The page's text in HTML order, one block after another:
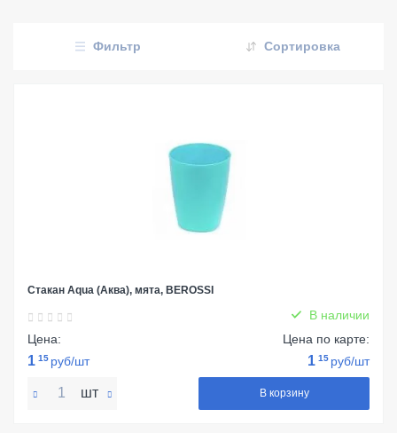
Фильтр Сортировка
Стакан Aqua (Аква), мята, BEROSSI
В наличии
Цена:
1 15 руб/шт
Цена по карте:
1 15 руб/шт
шт В корзину